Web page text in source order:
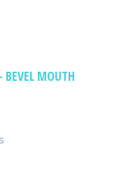
BEVEL MOUTH